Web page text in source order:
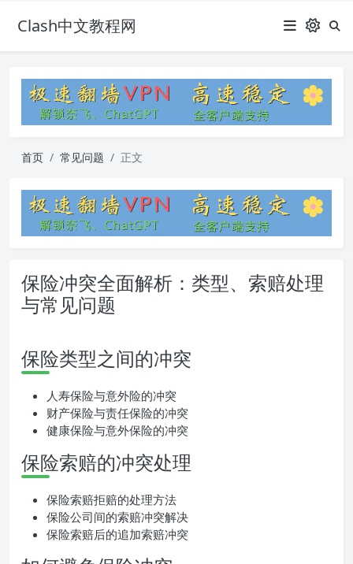
Clash中文教程网
首页 常见问题 正文
保险冲突全面解析：类型、索赔处理
与常见问题
保险类型之间的冲突
人寿保险与意外险的冲突
财产保险与责任保险的冲突
健康保险与意外保险的冲突
保险索赔的冲突处理
保险索赔拒赔的处理方法
保险公司间的索赔冲突解决
保险索赔后的追加索赔冲突